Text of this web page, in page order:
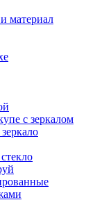
материал
с зеркалом